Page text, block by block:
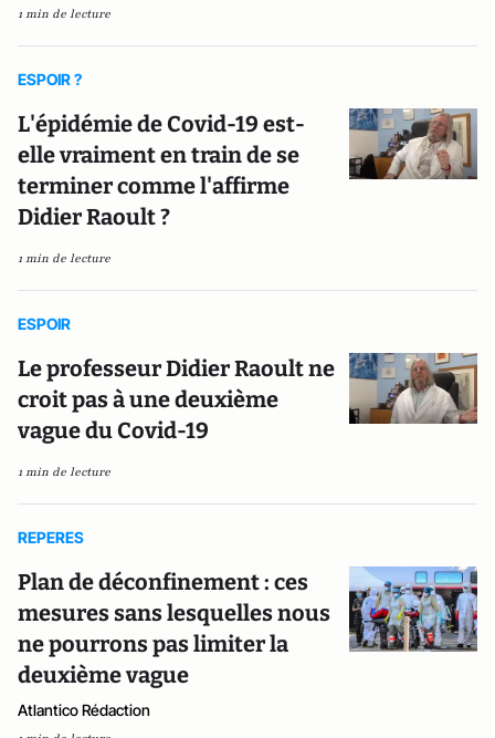
1 min de lecture
ESPOIR ?
L'épidémie de Covid-19 est-
elle vraiment en train de se
terminer comme l'affirme
Didier Raoult ?
1 min de lecture
ESPOIR
Le professeur Didier Raoult ne
croit pas à une deuxième
vague du Covid-19
1 min de lecture
REPERES
Plan de déconfinement : ces
mesures sans lesquelles nous
ne pourrons pas limiter la
deuxième vague
Atlantico Rédaction